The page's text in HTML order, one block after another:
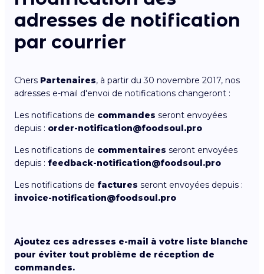
adresses de notification
par courrier
Chers Partenaires, à partir du 30 novembre 2017, nos
adresses e-mail d'envoi de notifications changeront :
Les notifications de commandes seront envoyées
depuis : order-notification@foodsoul.pro
Les notifications de commentaires seront envoyées
depuis : feedback-notification@foodsoul.pro
Les notifications de factures seront envoyées depuis :
invoice-notification@foodsoul.pro
Ajoutez ces adresses e-mail à votre liste blanche
pour éviter tout problème de réception de
commandes.